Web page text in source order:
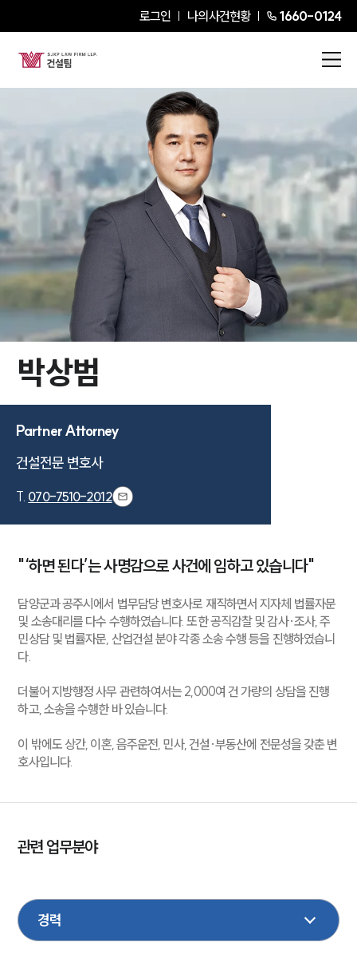
로그인 나의사건현황 1660-0124
박상범Partner Attorney
박상범
Partner Attorney
건설전문 변호사
T. 070-7510-2012
"‘하면 된다’는 사명감으로 사건에 임하고 있습니다"
담양군과 공주시에서 법무담당 변호사로 재직하면서 지자체 법률자문
및 소송대리를 다수 수행하였습니다. 또한 공직감찰 및 감사·조사, 주
민상담 및 법률자문, 산업건설 분야 각종 소송 수행 등을 진행하였습니
다.
더불어 지방행정 사무 관련하여서는 2,000여 건 가량의 상담을 진행
하고, 소송을 수행한 바 있습니다.
이 밖에도 상간, 이혼, 음주운전, 민사, 건설·부동산에 전문성을 갖춘 변
호사입니다.
관련 업무분야
건설